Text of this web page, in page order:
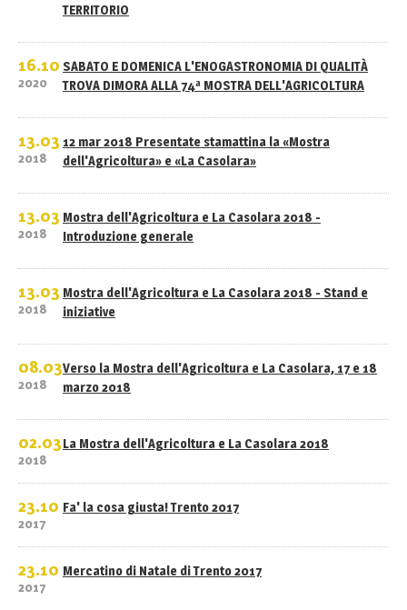
TERRITORIO
16.10
2020
SABATO E DOMENICA L'ENOGASTRONOMIA DI QUALITÀ
TROVA DIMORA ALLA 74ª MOSTRA DELL'AGRICOLTURA
13.03
2018
12 mar 2018 Presentate stamattina la «Mostra
dell'Agricoltura» e «La Casolara»
13.03
2018
Mostra dell'Agricoltura e La Casolara 2018 -
Introduzione generale
13.03
2018
Mostra dell'Agricoltura e La Casolara 2018 - Stand e
iniziative
08.03
2018
Verso la Mostra dell'Agricoltura e La Casolara, 17 e 18
marzo 2018
02.03
2018
La Mostra dell'Agricoltura e La Casolara 2018
23.10
2017
Fa' la cosa giusta! Trento 2017
23.10
2017
Mercatino di Natale di Trento 2017